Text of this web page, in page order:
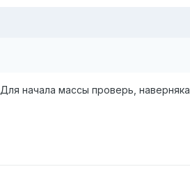
Для начала массы проверь, наверняка